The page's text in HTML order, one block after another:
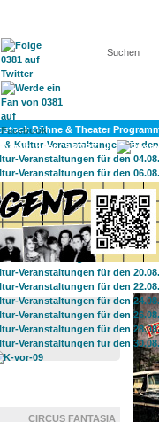
KONTAKT
SPORT
CIRCUS FANTASIA